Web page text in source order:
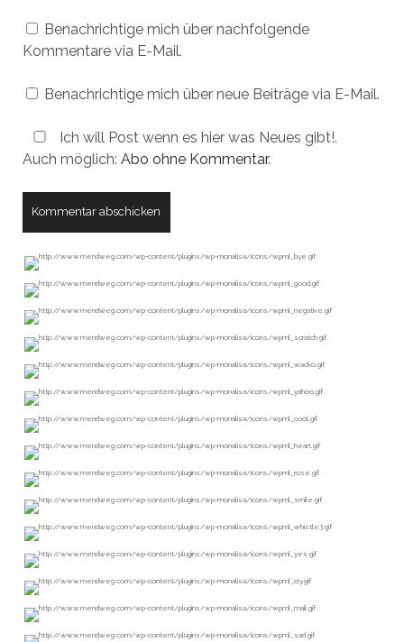
Benachrichtige mich über nachfolgende
Kommentare via E-Mail.
Benachrichtige mich über neue Beiträge via E-Mail.
Ich will Post wenn es hier was Neues gibt!.
Auch möglich: Abo ohne Kommentar.